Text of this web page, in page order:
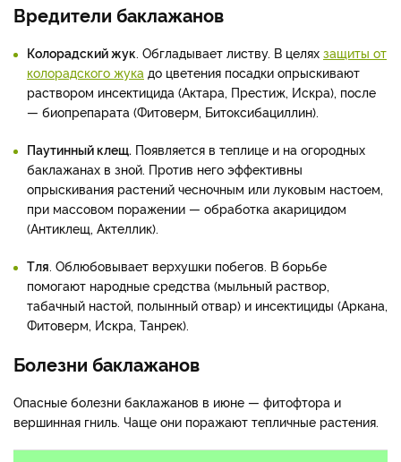
Вредители баклажанов
Колорадский жук. Обгладывает листву. В целях защиты от
колорадского жука до цветения посадки опрыскивают
раствором инсектицида (Актара, Престиж, Искра), после
— биопрепарата (Фитоверм, Битоксибациллин).
Паутинный клещ. Появляется в теплице и на огородных
баклажанах в зной. Против него эффективны
опрыскивания растений чесночным или луковым настоем,
при массовом поражении — обработка акарицидом
(Антиклещ, Актеллик).
Тля. Облюбовывает верхушки побегов. В борьбе
помогают народные средства (мыльный раствор,
табачный настой, полынный отвар) и инсектициды (Аркана,
Фитоверм, Искра, Танрек).
Болезни баклажанов
Опасные болезни баклажанов в июне — фитофтора и
вершинная гниль. Чаще они поражают тепличные растения.